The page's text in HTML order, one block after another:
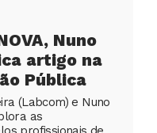
Nuno
artigo na
Pública
(Labcom) e Nuno
as